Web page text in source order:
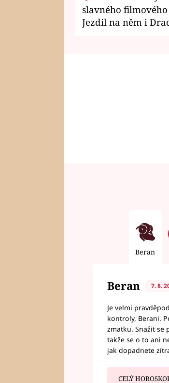
slavného filmového
Jezdil na něm i
Beran
Beran 7. 8.
Je velmi
kontroly, Berani.
zmatku. Snažit
takže se o to ani
jak dopadnete
CELÝ